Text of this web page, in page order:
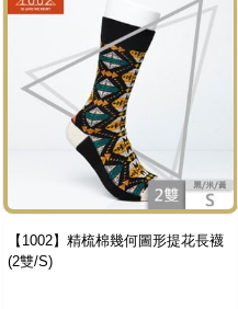
【1002】精梳棉幾何圖形提花長襪
(2雙/S)